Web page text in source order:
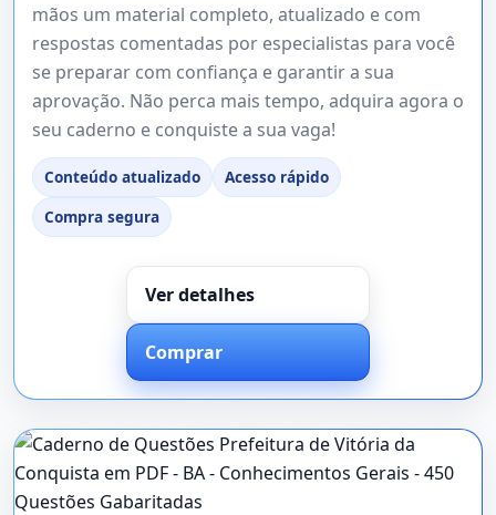
mãos um material completo, atualizado e com
respostas comentadas por especialistas para você
se preparar com confiança e garantir a sua
aprovação. Não perca mais tempo, adquira agora o
seu caderno e conquiste a sua vaga!
Conteúdo atualizado
Acesso rápido
Compra segura
Ver detalhes
Comprar